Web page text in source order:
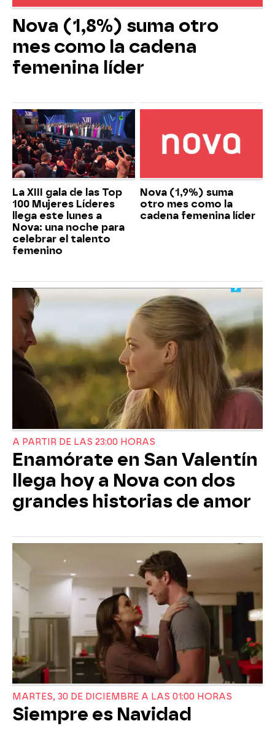
Nova (1,8%) suma otro
mes como la cadena
femenina líder
La XIII gala de las Top
100 Mujeres Líderes
llega este lunes a
Nova: una noche para
celebrar el talento
femenino
Nova (1,9%) suma
otro mes como la
cadena femenina líder
A PARTIR DE LAS 23:00 HORAS
Enamórate en San Valentín
llega hoy a Nova con dos
grandes historias de amor
MARTES, 30 DE DICIEMBRE A LAS 01:00 HORAS
Siempre es Navidad